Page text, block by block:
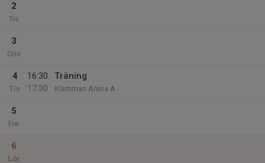
2
Tis
3
Ons
4
Tor
16:30
17:30
Träning
Klämman Arena A
5
Fre
6
Lör